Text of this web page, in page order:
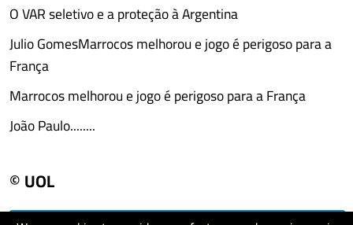
O VAR seletivo e a proteção à Argentina
Julio GomesMarrocos melhorou e jogo é perigoso para a
França
Marrocos melhorou e jogo é perigoso para a França
João Paulo........
© UOL